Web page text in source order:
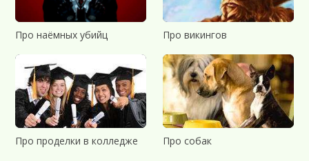
Про наёмных убийц Про викингов
Про проделки в колледже Про собак